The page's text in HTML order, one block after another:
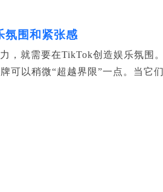
氛围和紧张感
，就需要在TikTok创造娱乐氛围
可以稍微“超越界限”一点。当它